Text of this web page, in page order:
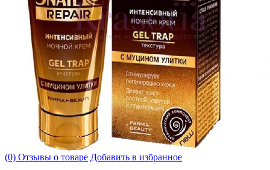
(0) Отзывы о товаре Добавить в избранное